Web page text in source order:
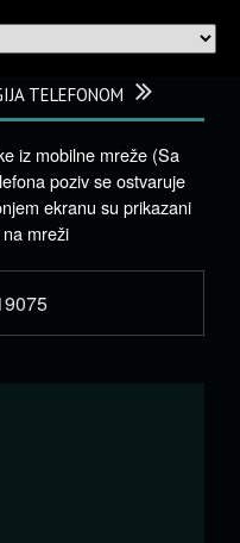
TELEFONOM
iz mobilne mreže (Sa
poziv se ostvaruje
ekranu su prikazani
mreži